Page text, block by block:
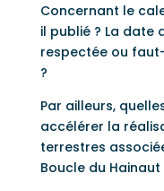
Concernant le
il publié ? La
respectée ou
?
Par ailleurs,
accélérer la
terrestres
Boucle du Hainaut